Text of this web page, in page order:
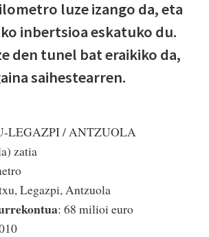
luze izango da, eta
inbertsioa eskatuko du.
den tunel bat eraikiko da,
saihestearren.
LEGAZPI / ANTZUOLA
zatia
Legazpi, Antzuola
: 68 milioi euro